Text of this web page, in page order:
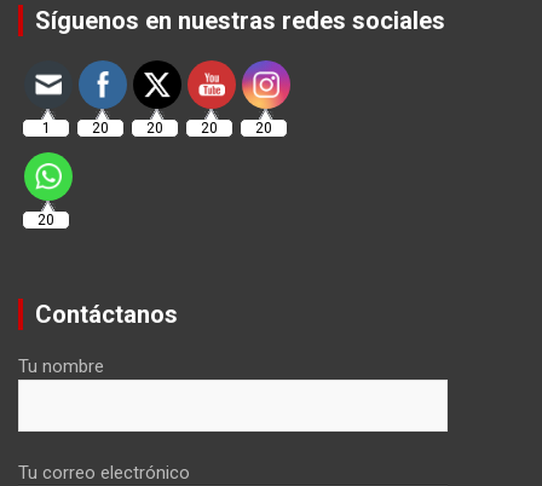
Síguenos en nuestras redes sociales
1 20 20 20 20
20
Contáctanos
Tu nombre
Tu correo electrónico